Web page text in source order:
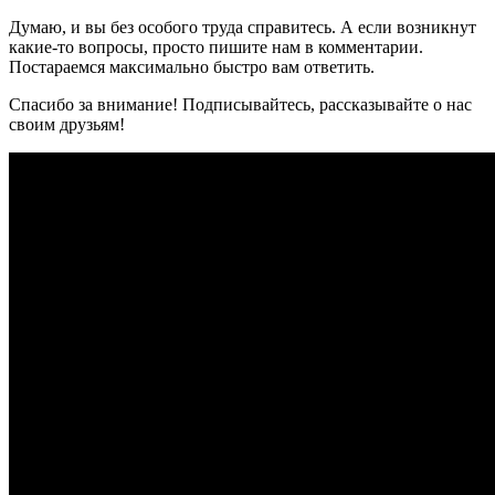
Думаю, и вы без особого труда справитесь. А если возникнут
какие-то вопросы, просто пишите нам в комментарии.
Постараемся максимально быстро вам ответить.
Спасибо за внимание! Подписывайтесь, рассказывайте о нас
своим друзьям!